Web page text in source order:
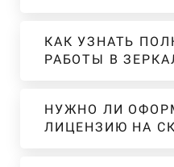
КАК УЗНАТЬ
РАБОТЫ В
НУЖНО ЛИ
ЛИЦЕНЗИЮ НА